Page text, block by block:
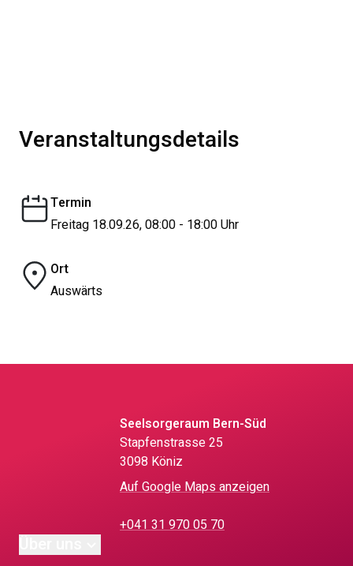
Veranstaltungsdetails
Termin
Freitag 18.09.26, 08:00 - 18:00 Uhr
Ort
Auswärts
Seelsorgeraum Bern-Süd
Stapfenstrasse 25
3098 Köniz
Auf Google Maps anzeigen
+041 31 970 05 70